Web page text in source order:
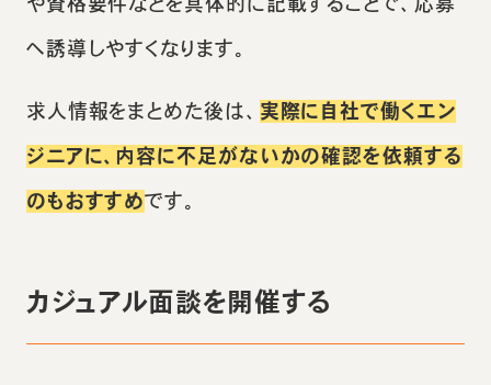
へ誘導しやすくなります。
求人情報をまとめた後は、 実際に自社で働くエン
ジニアに、内容に不足がないかの確認を依頼する
のもおすすめです。
カジュアル面談を開催する